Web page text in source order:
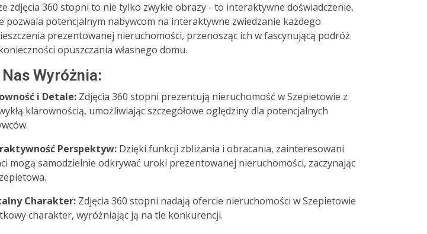
zdjęcia 360 stopni to nie tylko zwykłe obrazy - to interaktywne doświadczenie,
pozwala potencjalnym nabywcom na interaktywne zwiedzanie każdego
prezentowanej nieruchomości, przenosząc ich w fascynującą podróż
opuszczania własnego domu.
Nas Wyróżnia:
i Detale: Zdjęcia 360 stopni prezentują nieruchomość w Szepietowie z
klarownością, umożliwiając szczegółowe oględziny dla potencjalnych
Perspektyw: Dzięki funkcji zbliżania i obracania, zainteresowani
mogą samodzielnie odkrywać uroki prezentowanej nieruchomości, zaczynając
Charakter: Zdjęcia 360 stopni nadają ofercie nieruchomości w Szepietowie
charakter, wyróżniając ją na tle konkurencji.